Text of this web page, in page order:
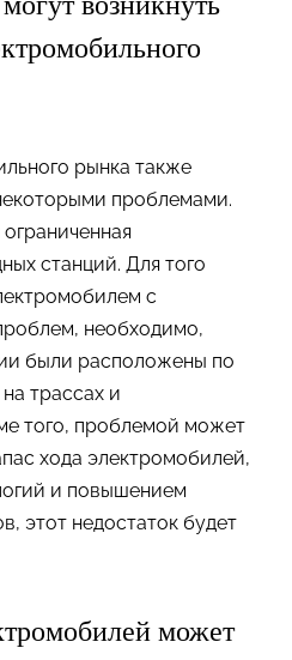
рынка также
проблемами.
станций. Для того
с
необходимо,
были расположены по
трассах и
того, проблемой может
хода электромобилей,
и повышением
этот недостаток будет
может